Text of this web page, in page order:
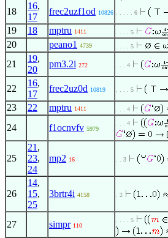
18
16,
17
frec2uzf1od 10826 . . . . . 6
19 18 mptru 1411 . . . . 5
20 peano1 4739 . . . . 5
21
19,
20
pm3.2i 272 . . . 4
22
16,
17
frec2uz0d 10819 . . . . 5
23 22 mptru 1411 . . . 4
24 f1ocnvfv 5979
. . . 4
25
21 ,
23,
24
mp2 16 . . 3
26
14,
15,
25
3brtr4i 4158 . 2
27 simpr 110
. . . . 5